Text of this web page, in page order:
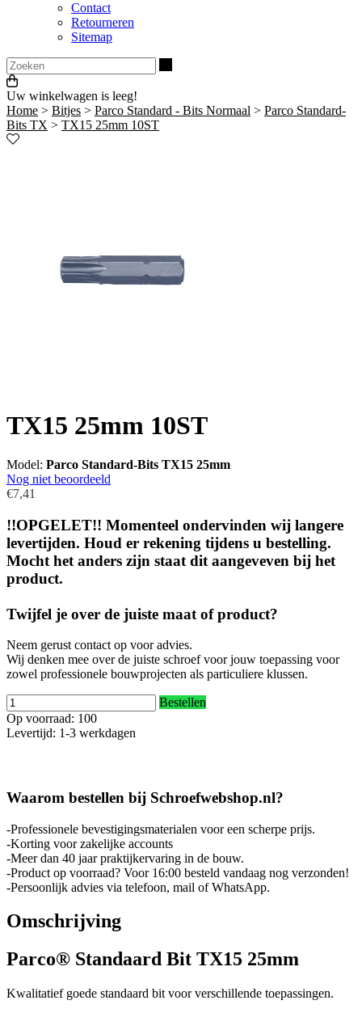
Contact
Retourneren
Sitemap
Uw winkelwagen is leeg!
Home > Bitjes > Parco Standard - Bits Normaal > Parco Standard-
Bits TX > TX15 25mm 10ST
TX15 25mm 10ST
Model: Parco Standard-Bits TX15 25mm
Nog niet beoordeeld
€7,41
!!OPGELET!! Momenteel ondervinden wij langere
levertijden. Houd er rekening tijdens u bestelling.
Mocht het anders zijn staat dit aangeveven bij het
product.
Twijfel je over de juiste maat of product?
Neem gerust contact op voor advies.
Wij denken mee over de juiste schroef voor jouw toepassing voor
zowel professionele bouwprojecten als particuliere klussen.
Bestellen
Op voorraad: 100
Levertijd: 1-3 werkdagen
Waarom bestellen bij Schroefwebshop.nl?
-Professionele bevestigingsmaterialen voor een scherpe prijs.
-Korting voor zakelijke accounts
-Meer dan 40 jaar praktijkervaring in de bouw.
-Product op voorraad? Voor 16:00 besteld vandaag nog verzonden!
-Persoonlijk advies via telefoon, mail of WhatsApp.
Omschrijving
Parco® Standaard Bit TX15 25mm
Kwalitatief goede standaard bit voor verschillende toepassingen.